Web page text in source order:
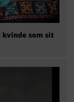
som sit